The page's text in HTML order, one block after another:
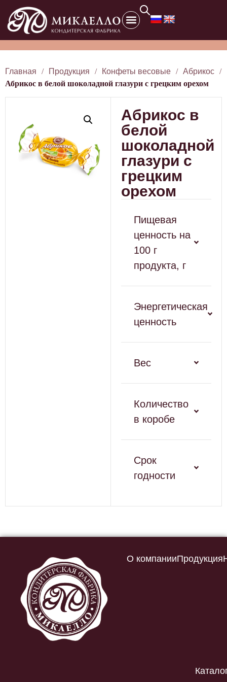
Главная / Продукция / Конфеты весовые / Абрикос /
Абрикос в белой шоколадной глазури с грецким орехом
Абрикос в
белой
шоколадной
глазури с
грецким
орехом
Пищевая
ценность на
100 г
продукта, г
Энергетическая
ценность
Вес
Количество
в коробе
Срок
годности
О компанииПродукция